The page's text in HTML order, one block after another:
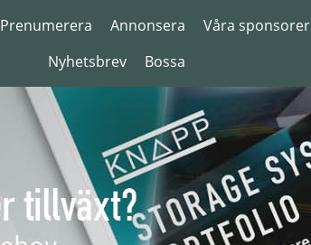
Prenumerera Annonsera Våra sponsorer
Nyhetsbrev
Bossa